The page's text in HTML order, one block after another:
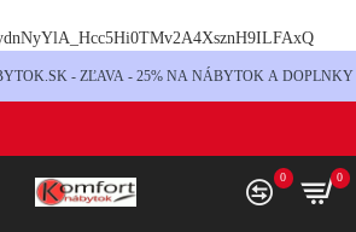
- ZĽAVA - 25% NA NÁBYTOK A DOPLNKY
0 0